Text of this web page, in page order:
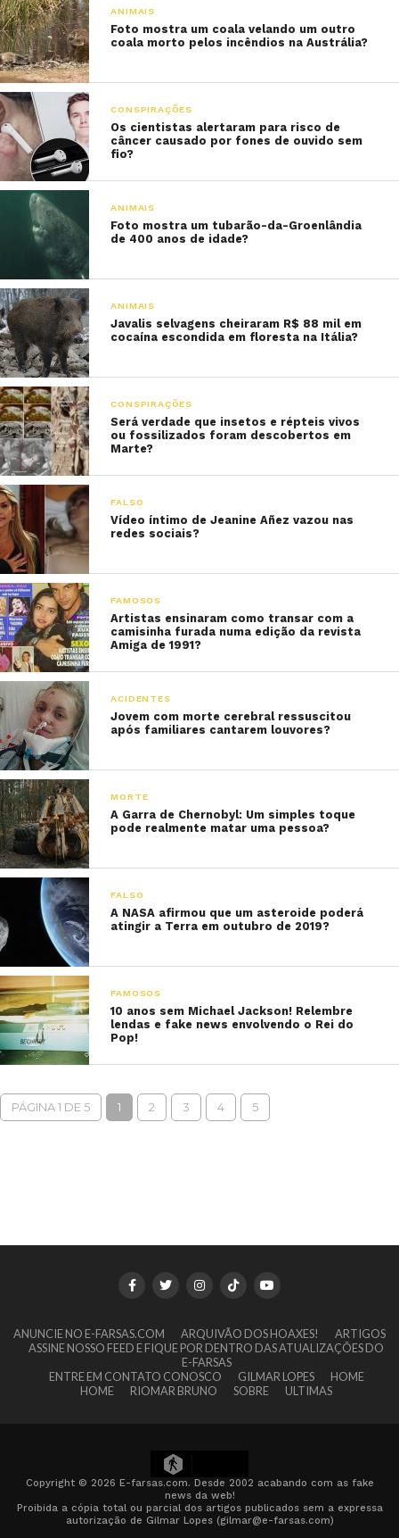
ANIMAIS
Foto mostra um coala velando um outro
coala morto pelos incêndios na Austrália?
CONSPIRAÇÕES
Os cientistas alertaram para risco de
câncer causado por fones de ouvido sem
fio?
ANIMAIS
Foto mostra um tubarão-da-Groenlândia
de 400 anos de idade?
ANIMAIS
Javalis selvagens cheiraram R$ 88 mil em
cocaína escondida em floresta na Itália?
CONSPIRAÇÕES
Será verdade que insetos e répteis vivos
ou fossilizados foram descobertos em
Marte?
FALSO
Vídeo íntimo de Jeanine Añez vazou nas
redes sociais?
FAMOSOS
Artistas ensinaram como transar com a
camisinha furada numa edição da revista
Amiga de 1991?
ACIDENTES
Jovem com morte cerebral ressuscitou
após familiares cantarem louvores?
MORTE
A Garra de Chernobyl: Um simples toque
pode realmente matar uma pessoa?
FALSO
A NASA afirmou que um asteroide poderá
atingir a Terra em outubro de 2019?
FAMOSOS
10 anos sem Michael Jackson! Relembre
lendas e fake news envolvendo o Rei do
Pop!
PÁGINA 1 DE 5 1 2 3 4 5
ANUNCIE NO E-FARSAS.COM ARQUIVÃO DOS HOAXES!
ARTIGOS
ASSINE NOSSO FEED E FIQUE POR DENTRO DAS ATUALIZAÇÕES DO
E-FARSAS
ENTRE EM CONTATO CONOSCO
GILMAR LOPES
HOME
HOME
RIOMAR BRUNO SOBRE ULTIMAS
Copyright © 2026 E-farsas.com. Desde 2002 acabando com as fake
news da web!
Proibida a cópia total ou parcial dos artigos publicados sem a expressa
autorização de Gilmar Lopes (gilmar@e-farsas.com)